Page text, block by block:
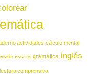
actividades cálculo mental
escrita gramática inglés
lectura comprensiva